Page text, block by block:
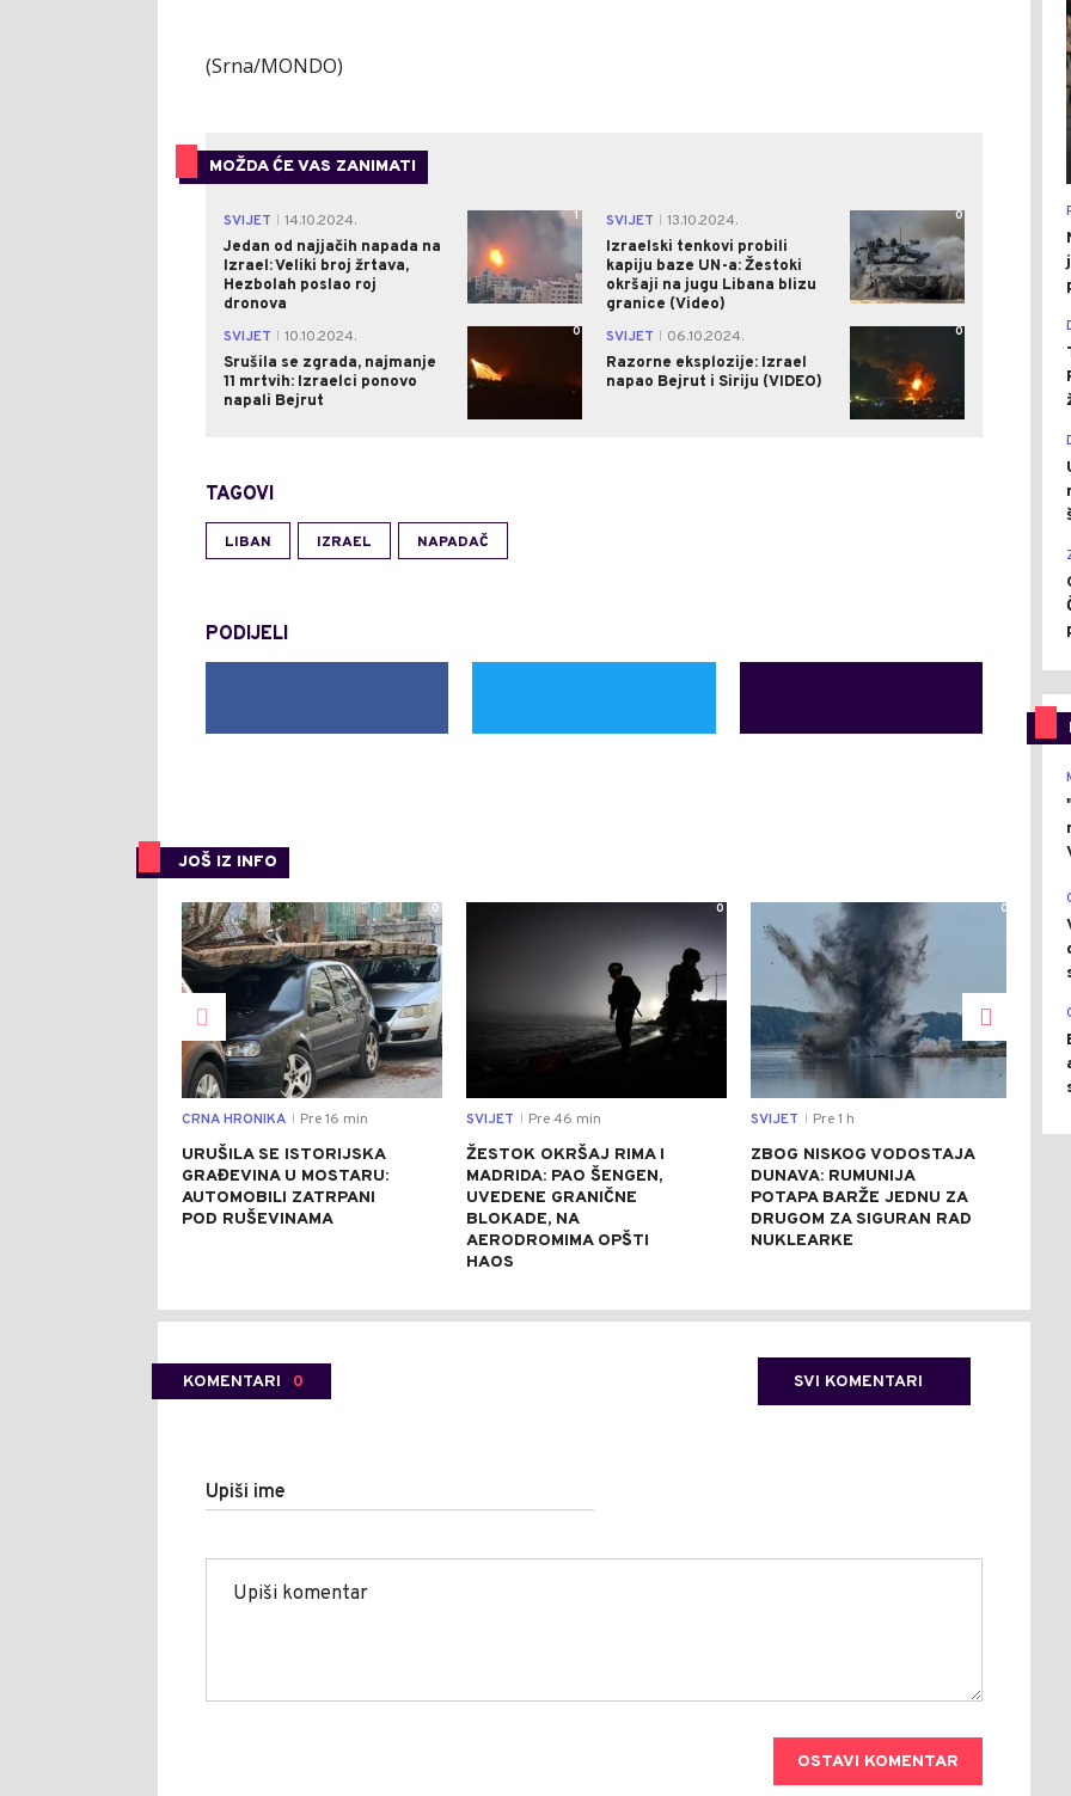
(Srna/MONDO)
MOŽDA ĆE VAS ZANIMATI
SVIJET
14.10.2024.
Jedan od najjačih napada na
Izrael: Veliki broj žrtava,
Hezbolah poslao roj
dronova
1 SVIJET
13.10.2024.
Izraelski tenkovi probili
kapiju baze UN-a: Žestoki
okršaji na jugu Libana blizu
granice (Video)
0
SVIJET
10.10.2024.
Srušila se zgrada, najmanje
11 mrtvih: Izraelci ponovo
napali Bejrut
0 SVIJET
06.10.2024.
Razorne eksplozije: Izrael
napao Bejrut i Siriju (VIDEO)
0
TAGOVI
LIBAN IZRAEL NAPADAČ
PODIJELI
JOŠ IZ INFO
0
CRNA HRONIKA Pre 16 min
URUŠILA SE ISTORIJSKA
GRAĐEVINA U MOSTARU:
AUTOMOBILI ZATRPANI
POD RUŠEVINAMA
0
SVIJET Pre 46 min
ŽESTOK OKRŠAJ RIMA I
MADRIDA: PAO ŠENGEN,
UVEDENE GRANIČNE
BLOKADE, NA
AERODROMIMA OPŠTI
HAOS
0
SVIJET Pre 1 h
ZBOG NISKOG VODOSTAJA
DUNAVA: RUMUNIJA
POTAPA BARŽE JEDNU ZA
DRUGOM ZA SIGURAN RAD
NUKLEARKE
KOMENTARI 0 SVI KOMENTARI
Upiši ime
OSTAVI KOMENTAR